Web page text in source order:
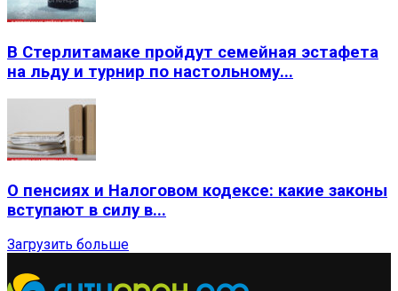
В Стерлитамаке пройдут семейная эстафета
на льду и турнир по настольному...
О пенсиях и Налоговом кодексе: какие законы
вступают в силу в...
Загрузить больше